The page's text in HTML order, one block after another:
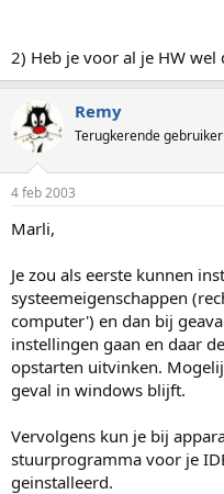
2) Heb je voor al je HW wel
Remy
Terugkerende gebruiker
4 feb 2003
Marli,
Je zou als eerste kunnen
systeemeigenschappen
computer') en dan bij
instellingen gaan en daar
opstarten uitvinken.
geval in windows blijft.
Vervolgens kun je bij
stuurprogramma voor je
geinstalleerd.